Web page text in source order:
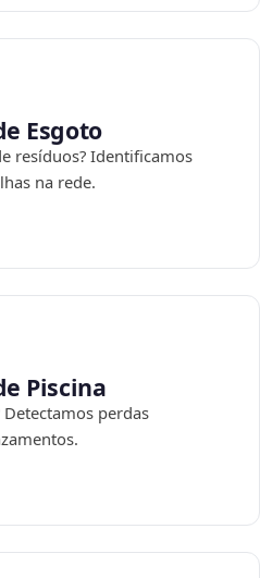
Esgoto
resíduos? Identificamos
na rede.
Piscina
perdas